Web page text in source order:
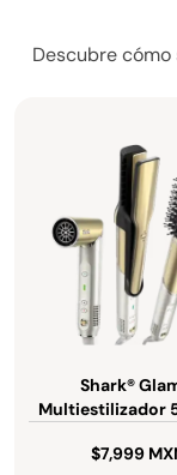
Descubre
Shark®
Multiestilizador
tecnología
$7,999